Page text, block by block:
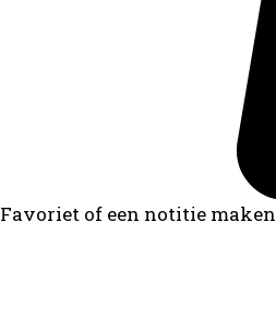
Favoriet of een notitie maken